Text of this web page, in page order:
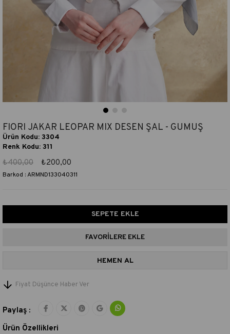
FIORI JAKAR LEOPAR MIX DESEN ŞAL - GÜMÜŞ
Ürün Kodu: 3304
Renk Kodu: 311
₺400,00 ₺200,00
Barkod :ARMND133040311
FAVORILERE EKLE
Fiyat Düşünce Haber Ver
Paylaş :
Ürün Özellikleri